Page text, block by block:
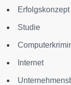
Erfolgskonzept
Studie
Internet